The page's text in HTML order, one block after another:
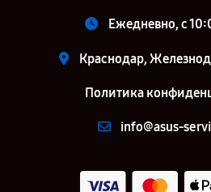
Ежедневно, с
Краснодар,
Политика
info@asus-